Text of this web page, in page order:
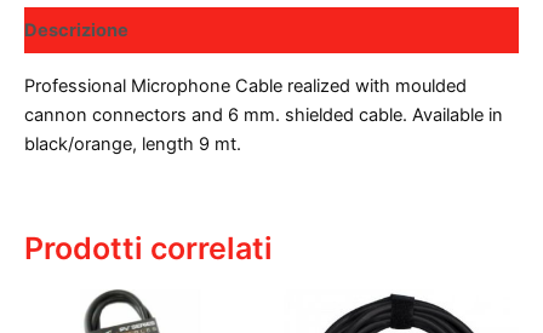
Descrizione
Professional Microphone Cable realized with moulded
cannon connectors and 6 mm. shielded cable. Available in
black/orange, length 9 mt.
Prodotti correlati